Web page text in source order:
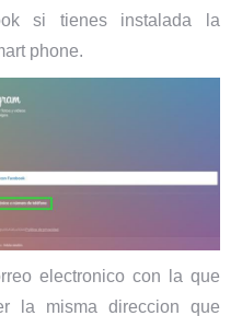
si tienes instalada la
phone.
electronico con la que
la misma direccion que